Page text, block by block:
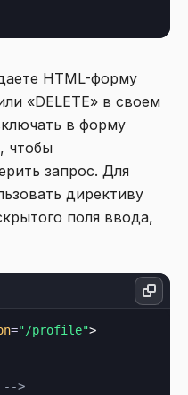
HTML-форму
«DELETE» в своем
в форму
чтобы
запрос. Для
директиву
поля ввода,
="/profile">
-->